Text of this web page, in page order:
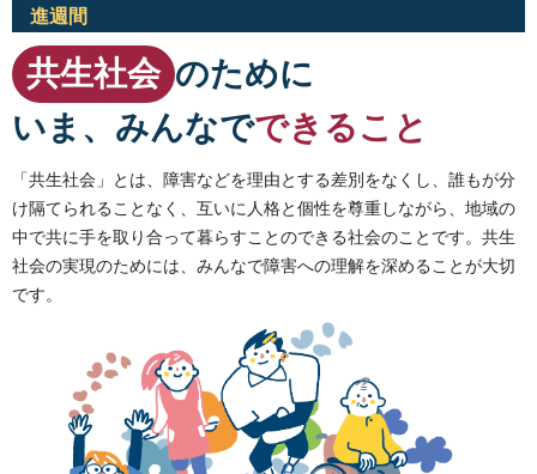
進週間
共生社会 のために
いま、みんなでできること
「共生社会」とは、障害などを理由とする差別をなくし、誰もが分
け隔てられることなく、互いに人格と個性を尊重しながら、地域の
中で共に手を取り合って暮らすことのできる社会のことです。共生
社会の実現のためには、みんなで障害への理解を深めることが大切
です。